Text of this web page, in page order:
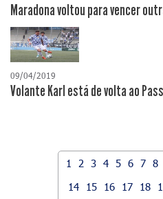
Maradona voltou para vencer
09/04/2019
Volante Karl está de volta ao
1 2 3 4 5 6 7 8
14
15 16 17 18